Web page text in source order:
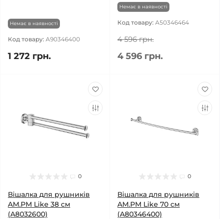
Немає в наявності
Код товару: A90346400
1 272 грн.
Немає в наявності
Код товару: A50346464
4 596 грн.
4 596 грн.
0
Вішалка для рушників
AM.PM Like 38 см
(A8032600)
0
Вішалка для рушників
AM.PM Like 70 см
(A80346400)